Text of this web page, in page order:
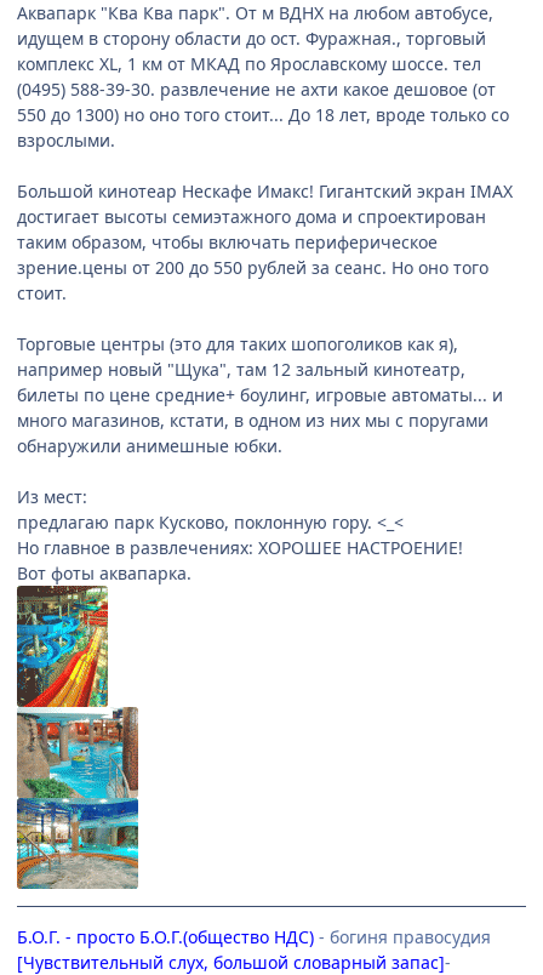
Аквапарк "Ква Ква парк". От м ВДНХ на любом автобусе,
идущем в сторону области до ост. Фуражная., торговый
комплекс XL, 1 км от МКАД по Ярославскому шоссе. тел
(0495) 588-39-30. развлечение не ахти какое дешовое (от
550 до 1300) но оно того стоит... До 18 лет, вроде только со
взрослыми.
Большой кинотеар Нескафе Имакс! Гигантский экран IMAX
достигает высоты семиэтажного дома и спроектирован
таким образом, чтобы включать периферическое
зрение.цены от 200 до 550 рублей за сеанс. Но оно того
стоит.
Торговые центры (это для таких шопоголиков как я),
например новый "Щука", там 12 зальный кинотеатр,
билеты по цене средние+ боулинг, игровые автоматы... и
много магазинов, кстати, в одном из них мы с поругами
обнаружили анимешные юбки.
Из мест:
предлагаю парк Кусково, поклонную гору. <_<
Но главное в развлечениях: ХОРОШЕЕ НАСТРОЕНИЕ!
Вот фоты аквапарка.
Б.О.Г. - просто Б.О.Г.(общество НДС) - богиня правосудия
[Чувствительный слух, большой словарный запас]-